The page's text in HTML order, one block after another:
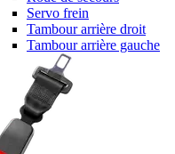
Servo frein
Tambour arrière droit
Tambour arrière gauche